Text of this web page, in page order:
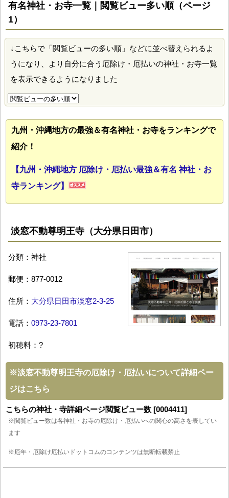
有名神社・お寺一覧｜閲覧ビュー多い順（ページ
1）
↓こちらで「閲覧ビューの多い順」などに並べ替えられるよ
うになり、より自分に合う厄除け・厄払いの神社・お寺一覧
を表示できるようになりました
九州・沖縄地方の最強＆有名神社・お寺をランキングで
紹介！
【九州・沖縄地方 厄除け・厄払い最強＆有名 神社・お
寺ランキング】
淡窓不動尊明王寺（大分県日田市）
分類：神社
郵便：877-0012
住所： 大分県日田市淡窓2-3-25
電話： 0973-23-7801
初穂料：?
※淡窓不動尊明王寺の厄除け・厄払いについて詳細ペー
ジはこちら
こちらの神社・寺詳細ページ閲覧ビュー数 [0004411]
※閲覧ビュー数は各神社・お寺の厄除け・厄払いへの関心の高さを表してい
ます
※厄年・厄除け厄払いドットコムのコンテンツは無断転載禁止